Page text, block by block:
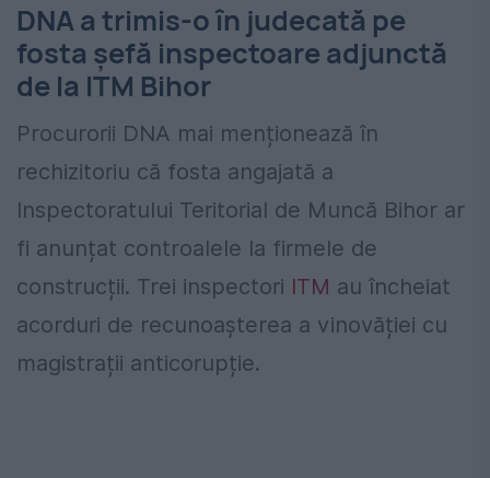
DNA a trimis-o în judecată pe
fosta șefă inspectoare adjunctă
de la ITM Bihor
Procurorii DNA mai menționează în
rechizitoriu că fosta angajată a
Inspectoratului Teritorial de Muncă Bihor ar
fi anunțat controalele la firmele de
construcții. Trei inspectori ITM au încheiat
acorduri de recunoașterea a vinovăției cu
magistrații anticorupție.